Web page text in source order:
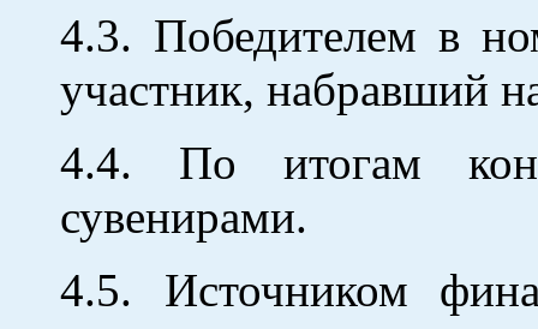
4.3. Победителем в
участник, набравший
4.4. По итогам
сувенирами.
4.5. Источником